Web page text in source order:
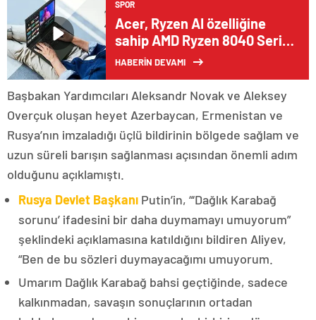
SPOR
Acer, Ryzen AI özelliğine
sahip AMD Ryzen 8040 Serisi
İşlemcilerle Donatılan Yeni
Bilgisayarlarını Satışa Sundu
HABERİN DEVAMI
Başbakan Yardımcıları Aleksandr Novak ve Aleksey
Overçuk oluşan heyet Azerbaycan, Ermenistan ve
Rusya’nın imzaladığı üçlü bildirinin bölgede sağlam ve
uzun süreli barışın sağlanması açısından önemli adım
olduğunu açıklamıştı.
Rusya Devlet Başkanı Putin’in, “‘Dağlık Karabağ
sorunu’ ifadesini bir daha duymamayı umuyorum”
şeklindeki açıklamasına katıldığını bildiren Aliyev,
“Ben de bu sözleri duymayacağımı umuyorum.
Umarım Dağlık Karabağ bahsi geçtiğinde, sadece
kalkınmadan, savaşın sonuçlarının ortadan